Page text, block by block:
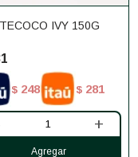
IVY 150G
$ 248 $ 281
+